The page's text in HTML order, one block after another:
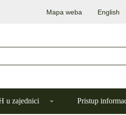
Mapa weba English
u zajednici Pristup